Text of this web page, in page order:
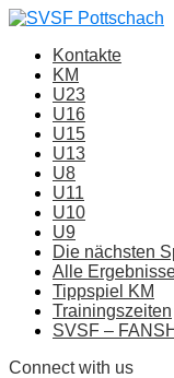
Kontakte
KM
U23
U16
U15
U13
U8
U11
U10
U9
Die nächsten
Alle
Tippspiel KM
Trainingszeiten
SVSF –
Connect with us